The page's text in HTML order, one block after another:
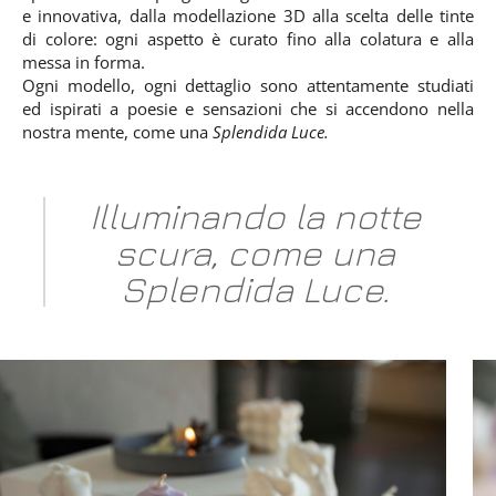
e innovativa, dalla modellazione 3D alla scelta delle tinte
di colore: ogni aspetto è curato fino alla colatura e alla
messa in forma.
Ogni modello, ogni dettaglio sono attentamente studiati
ed ispirati a poesie e sensazioni che si accendono nella
nostra mente, come una Splendida Luce.
Illuminando la notte
scura, come una
Splendida Luce.